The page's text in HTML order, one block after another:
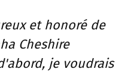
et honoré de
Cheshire
je voudrais